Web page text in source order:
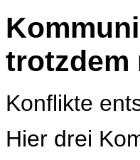
trotzdem
Konflikte
Hier drei